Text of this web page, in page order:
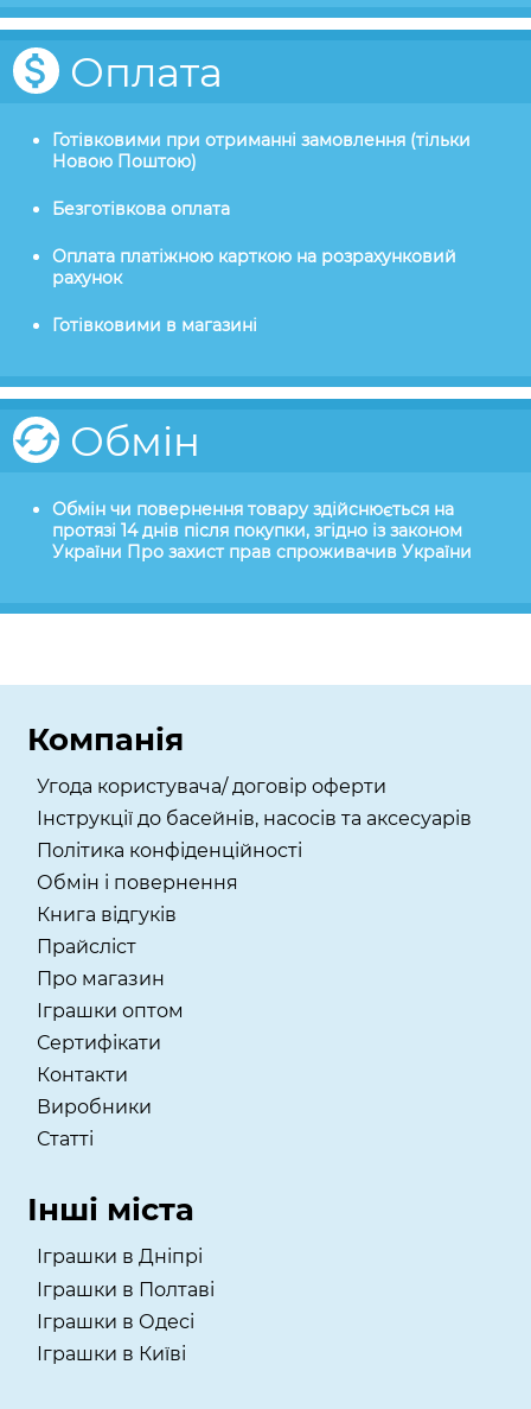
Оплата
Готівковими при отриманні замовлення (тільки
Новою Поштою)
Безготівкова оплата
Оплата платіжною карткою на розрахунковий
рахунок
Готівковими в магазині
Обмін
Обмін чи повернення товару здійснюється на
протязі 14 днів після покупки, згідно із законом
України Про захист прав спроживачив України
Компанія
Угода користувача/ договір оферти
Інструкції до басейнів, насосів та аксесуарів
Політика конфіденційності
Обмін і повернення
Книга відгуків
Прайсліст
Про магазин
Іграшки оптом
Сертифікати
Контакти
Виробники
Статті
Інші міста
Іграшки в Дніпрі
Іграшки в Полтаві
Іграшки в Одесі
Іграшки в Київі